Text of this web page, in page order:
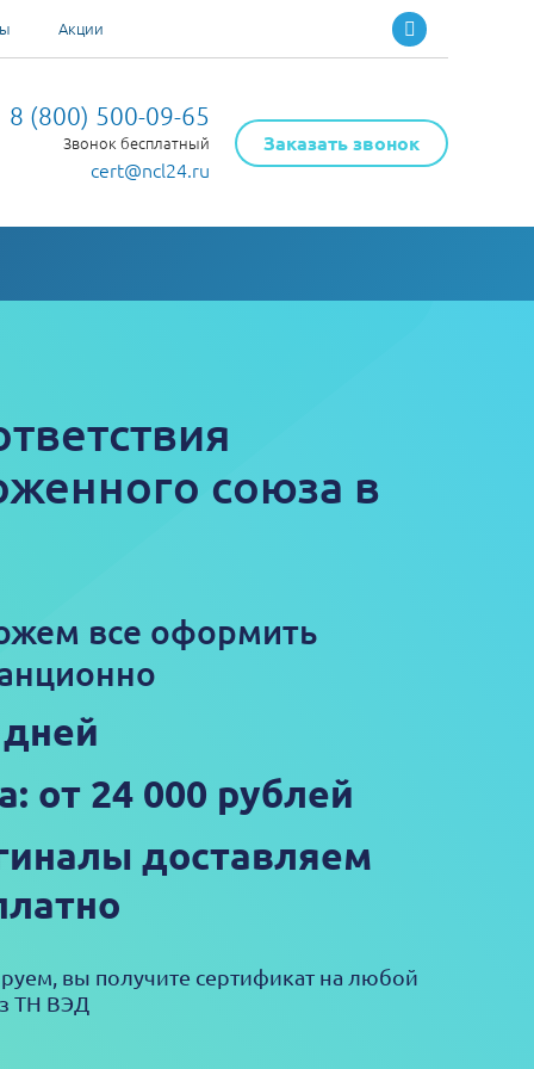
Акции
8 (800) 500-09-65
Звонок бесплатный
cert@ncl24.ru
Заказать звонок
союза в
все оформить
от 24 000 рублей
доставляем
вы получите сертификат на любой
ТН ВЭД